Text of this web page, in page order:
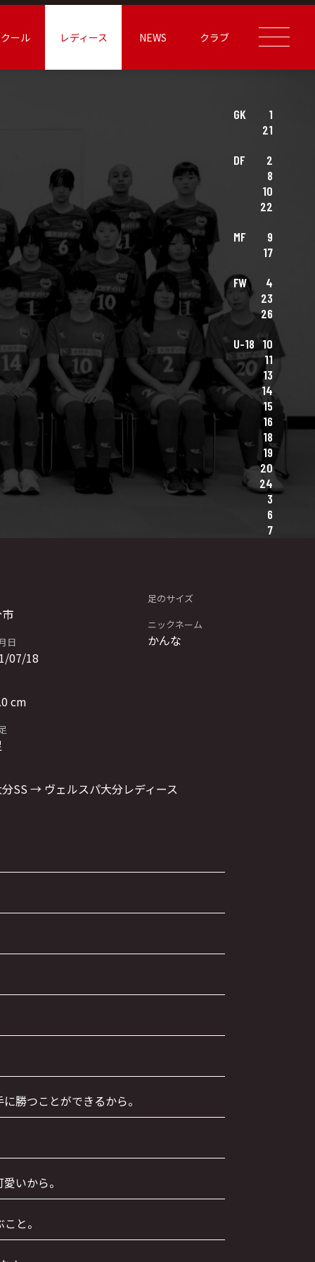
ール レディース NEWS クラブ
GK
1
21
DF
2
8
10
22
MF
9
17
FW
4
23
26
U-18 10
11
13
14
15
16
18
19
20
24
3
6
7
日
07/18
cm
足のサイズ
ニックネーム
かんな
SS → ヴェルスパ大分レディース
勝つことができるから。
いから。
と。